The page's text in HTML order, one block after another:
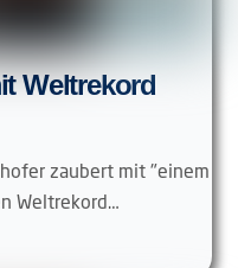
Weltrekord
zaubert mit "einem
Weltrekord…